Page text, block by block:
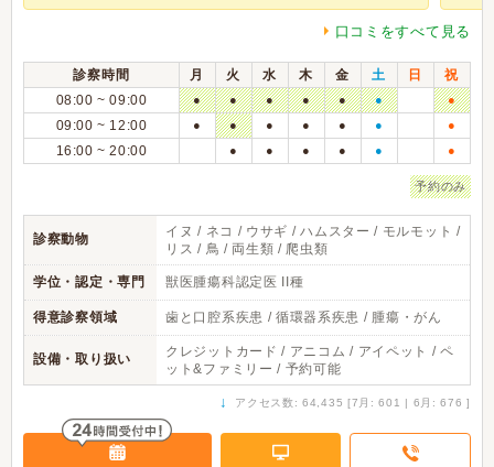
口コミをすべて見る
診察時間 月 火 水 木 金 土 日
祝
08:00 ~ 09:00
● ● ● ● ● ● ●
09:00 ~ 12:00 ● ● ● ● ● ● ●
16:00 ~ 20:00 ● ● ● ● ● ●
予約のみ
診察動物
イヌ / ネコ / ウサギ / ハムスター / モルモット /
リス / 鳥 / 両生類 / 爬虫類
学位・認定・専門 獣医腫瘍科認定医 II種
得意診察領域 歯と口腔系疾患 / 循環器系疾患 / 腫瘍・がん
設備・取り扱い
クレジットカード / アニコム / アイペット / ペ
ット&ファミリー / 予約可能
↓ アクセス数: 64,435 [7月: 601 | 6月: 676 ]